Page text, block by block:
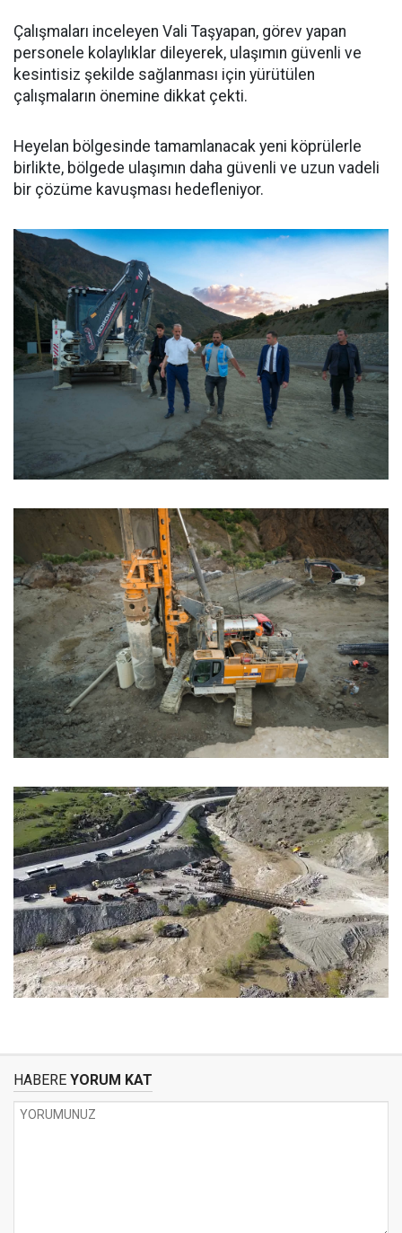
Çalışmaları inceleyen Vali Taşyapan, görev yapan
personele kolaylıklar dileyerek, ulaşımın güvenli ve
kesintisiz şekilde sağlanması için yürütülen
çalışmaların önemine dikkat çekti.
Heyelan bölgesinde tamamlanacak yeni köprülerle
birlikte, bölgede ulaşımın daha güvenli ve uzun vadeli
bir çözüme kavuşması hedefleniyor.
HABERE YORUM KAT